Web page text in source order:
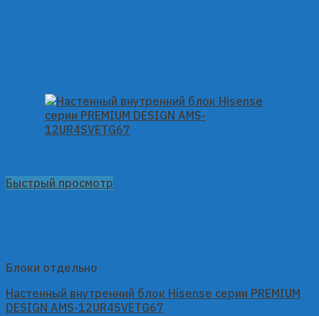
Быстрый просмотр
Блоки отдельно
Настенный внутренний блок Hisense серии PREMIUM
DESIGN AMS-12UR4SVETG67